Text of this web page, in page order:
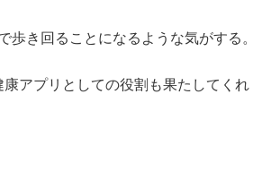
歩き回ることになるような気がする。
康アプリとしての役割も果たしてくれ